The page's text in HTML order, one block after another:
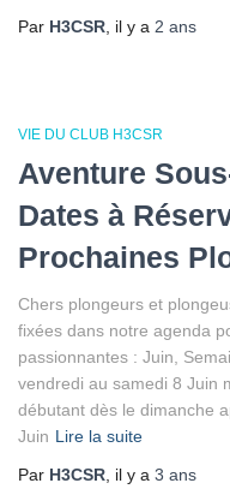
Par H3CSR , il y a 2 ans
VIE DU CLUB H3CSR
Aventure
Dates à
Prochaines
Chers plongeurs et
fixées dans notre agenda
passionnantes : Juin,
vendredi au samedi 8 Juin
débutant dès le dimanche
Juin Lire la suite
Par H3CSR , il y a 3 ans